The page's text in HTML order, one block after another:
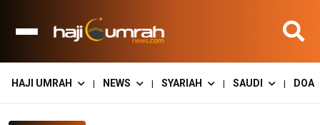
HAJI UMRAH | NEWS | SYARIAH | SAUDI | DOA